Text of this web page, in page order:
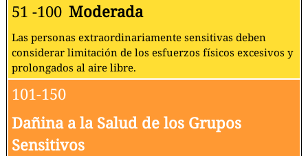
51 -100 Moderada
Las personas extraordinariamente sensitivas deben
considerar limitación de los esfuerzos físicos excesivos y
prolongados al aire libre.
101-150
Dañina a la Salud de los Grupos
Sensitivos